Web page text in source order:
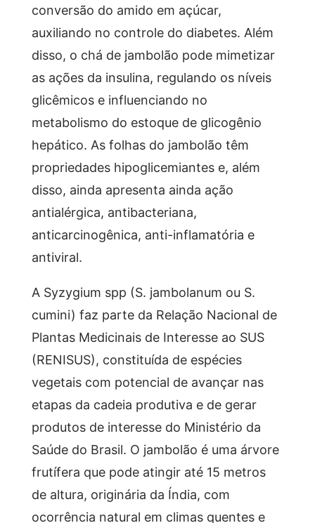
conversão do amido em açúcar,
auxiliando no controle do diabetes. Além
disso, o chá de jambolão pode mimetizar
as ações da insulina, regulando os níveis
glicêmicos e influenciando no
metabolismo do estoque de glicogênio
hepático. As folhas do jambolão têm
propriedades hipoglicemiantes e, além
disso, ainda apresenta ainda ação
antialérgica, antibacteriana,
anticarcinogênica, anti-inflamatória e
antiviral.
A Syzygium spp (S. jambolanum ou S.
cumini) faz parte da Relação Nacional de
Plantas Medicinais de Interesse ao SUS
(RENISUS), constituída de espécies
vegetais com potencial de avançar nas
etapas da cadeia produtiva e de gerar
produtos de interesse do Ministério da
Saúde do Brasil. O jambolão é uma árvore
frutífera que pode atingir até 15 metros
de altura, originária da Índia, com
ocorrência natural em climas quentes e